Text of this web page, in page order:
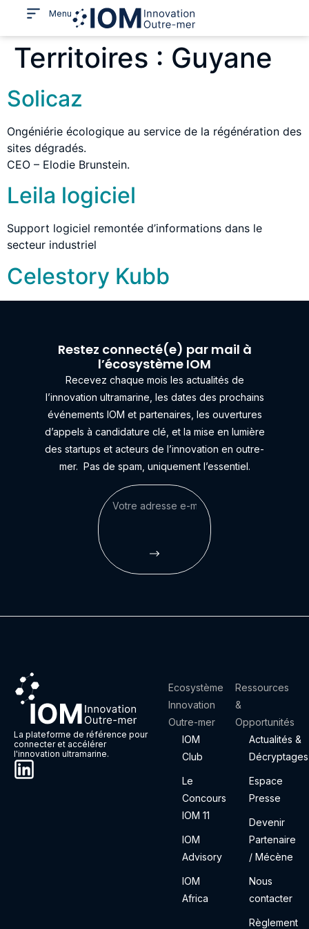
Menu
Territoires : Guyane
Solicaz
Ongéniérie écologique au service de la régénération des
sites dégradés.
CEO – Elodie Brunstein.
Leila logiciel
Support logiciel remontée d’informations dans le
secteur industriel
Celestory Kubb
Restez connecté(e) par mail à
l’écosystème IOM
Recevez chaque mois les actualités de
l’innovation ultramarine, les dates des prochains
événements IOM et partenaires, les ouvertures
d’appels à candidature clé, et la mise en lumière
des startups et acteurs de l’innovation en outre-
mer. Pas de spam, uniquement l’essentiel.
La plateforme de référence pour
connecter et accélérer
l'innovation ultramarine.
Ecosystème
Innovation
Outre-mer
IOM
Club
Le
Concours
IOM 11
IOM
Advisory
IOM
Africa
Ressources
&
Opportunités
Actualités &
Décryptages
Espace
Presse
Devenir
Partenaire
/ Mécène
Nous
contacter
Règlement